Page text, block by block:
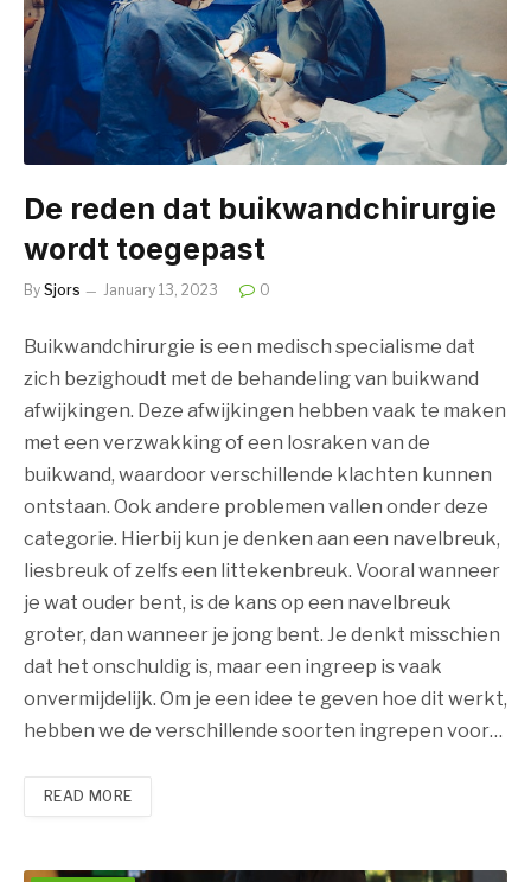
De reden dat buikwandchirurgie
wordt toegepast
By Sjors January 13, 2023 0
Buikwandchirurgie is een medisch specialisme dat
zich bezighoudt met de behandeling van buikwand
afwijkingen. Deze afwijkingen hebben vaak te maken
met een verzwakking of een losraken van de
buikwand, waardoor verschillende klachten kunnen
ontstaan. Ook andere problemen vallen onder deze
categorie. Hierbij kun je denken aan een navelbreuk,
liesbreuk of zelfs een littekenbreuk. Vooral wanneer
je wat ouder bent, is de kans op een navelbreuk
groter, dan wanneer je jong bent. Je denkt misschien
dat het onschuldig is, maar een ingreep is vaak
onvermijdelijk. Om je een idee te geven hoe dit werkt,
hebben we de verschillende soorten ingrepen voor…
READ MORE